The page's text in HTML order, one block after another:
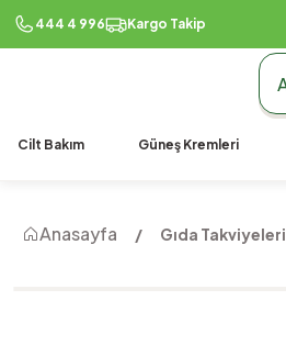
444 4 996 Kargo Takip
Cilt Bakım Güneş Kremleri
Anasayfa Gıda Takviyeleri